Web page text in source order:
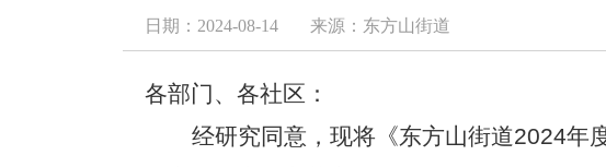
日期：2024-08-14 来源：东方山街道
各部门、各社区：
经研究同意，现将《东方山街道2024年